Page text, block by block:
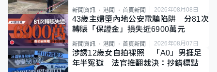
斃
新聞資訊 港聞 首頁新聞 2026年08月08日
43歲主婦墮內地公安電騙陷阱 分81次
轉賬「保證金」損失近6900萬元
新聞資訊 港聞 首頁新聞 2026年08月07日
涉誘12歲女自拍祼照 「A0」男捱足
年半冤獄 法官推翻裁決：抄錯標點